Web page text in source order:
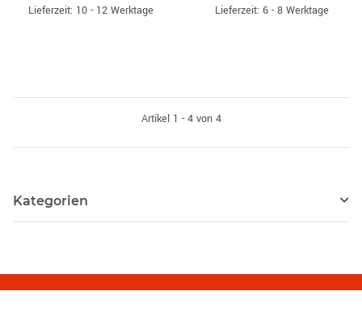
Lieferzeit: 10 - 12 Werktage Lieferzeit: 6 - 8 Werktage
Artikel 1 - 4 von 4
Kategorien